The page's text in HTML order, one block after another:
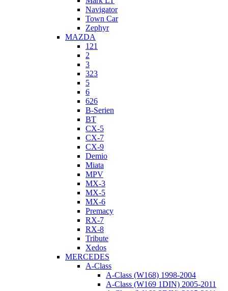
Navigator
Town Car
Zephyr
MAZDA
121
2
3
323
5
6
626
B-Serien
BT
CX-5
CX-7
CX-9
Demio
Miata
MPV
MX-3
MX-5
MX-6
Premacy
RX-7
RX-8
Tribute
Xedos
MERCEDES
A-Class
A-Class (W168) 1998-2004
A-Class (W169 1DIN) 2005-2011